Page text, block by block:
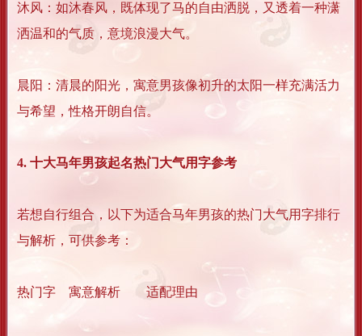
沐风：如沐春风，既体现了马的自由洒脱，又透着一种潇
洒温和的气质，意境浪漫大气。
晨阳：清晨的阳光，寓意男孩像初升的太阳一样充满活力
与希望，性格开朗自信。
4. 十大马年男孩起名热门大气用字参考
若想自行组合，以下为适合马年男孩的热门大气用字排行
与解析，可供参考：
热门字 寓意解析 适配理由